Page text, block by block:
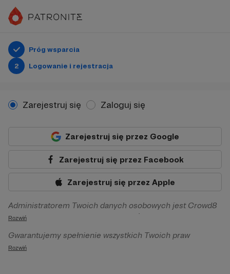
Próg wsparcia
2
Logowanie i rejestracja
Zarejestruj się Zaloguj się
Zarejestruj się przez Google
Zarejestruj się przez Facebook
Zarejestruj się przez Apple
Administratorem Twoich danych osobowych jest Crowd8
sp. z o.o. z siedziba w Warszawie, ul. Żwirki i Wigury 16, 02-
092 Warszawa. Twoje dane osobowe będą przetwarzane w
szczególności w celu wykonania umowy zawartej z Tobą, w
Rozwiń
Gwarantujemy spełnienie wszystkich Twoich praw
wynikających z ogólnego rozporządzenia o ochronie
Rozwiń